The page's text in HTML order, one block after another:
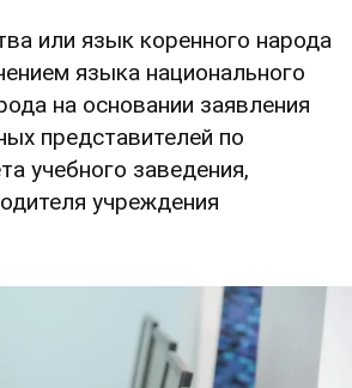
или язык коренного народа
языка национального
на основании заявления
представителей по
учебного заведения,
учреждения